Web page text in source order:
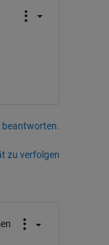
beantworten.
zu verfolgen